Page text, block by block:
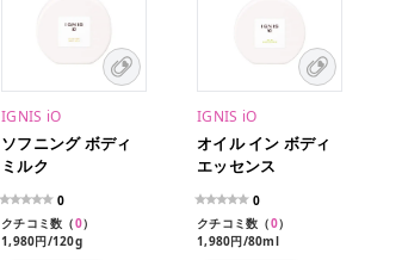
IGNIS iO
ソフニング ボディ
ミルク
0
クチコミ数（0）
1,980円/120g
IGNIS iO
オイル イン ボディ
エッセンス
0
クチコミ数（0）
1,980円/80ml